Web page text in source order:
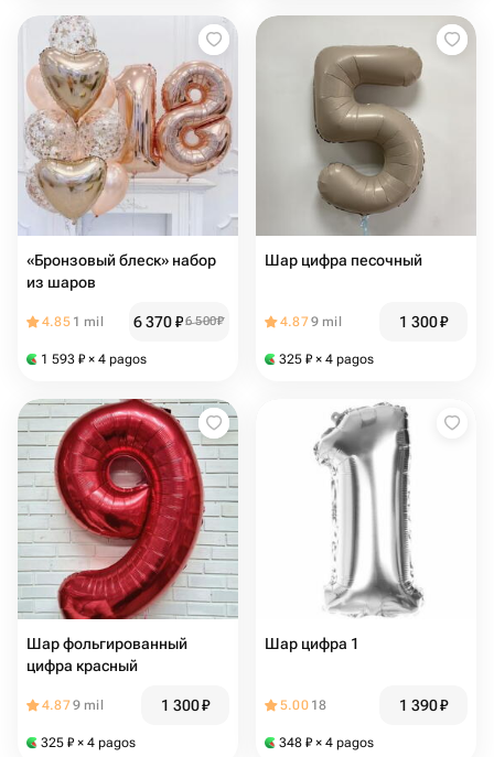
«Бронзовый блеск» набор
из шаров
4.85 1 mil 6 370₽6 500₽
1 593 ₽ × 4 pagos
Шар цифра песочный
4.879 mil 1 300₽
325 ₽ × 4 pagos
Шар фольгированный
цифра красный
4.879 mil 1 300₽
325 ₽ × 4 pagos
Шар цифра 1
5.00 18 1 390₽
348 ₽ × 4 pagos